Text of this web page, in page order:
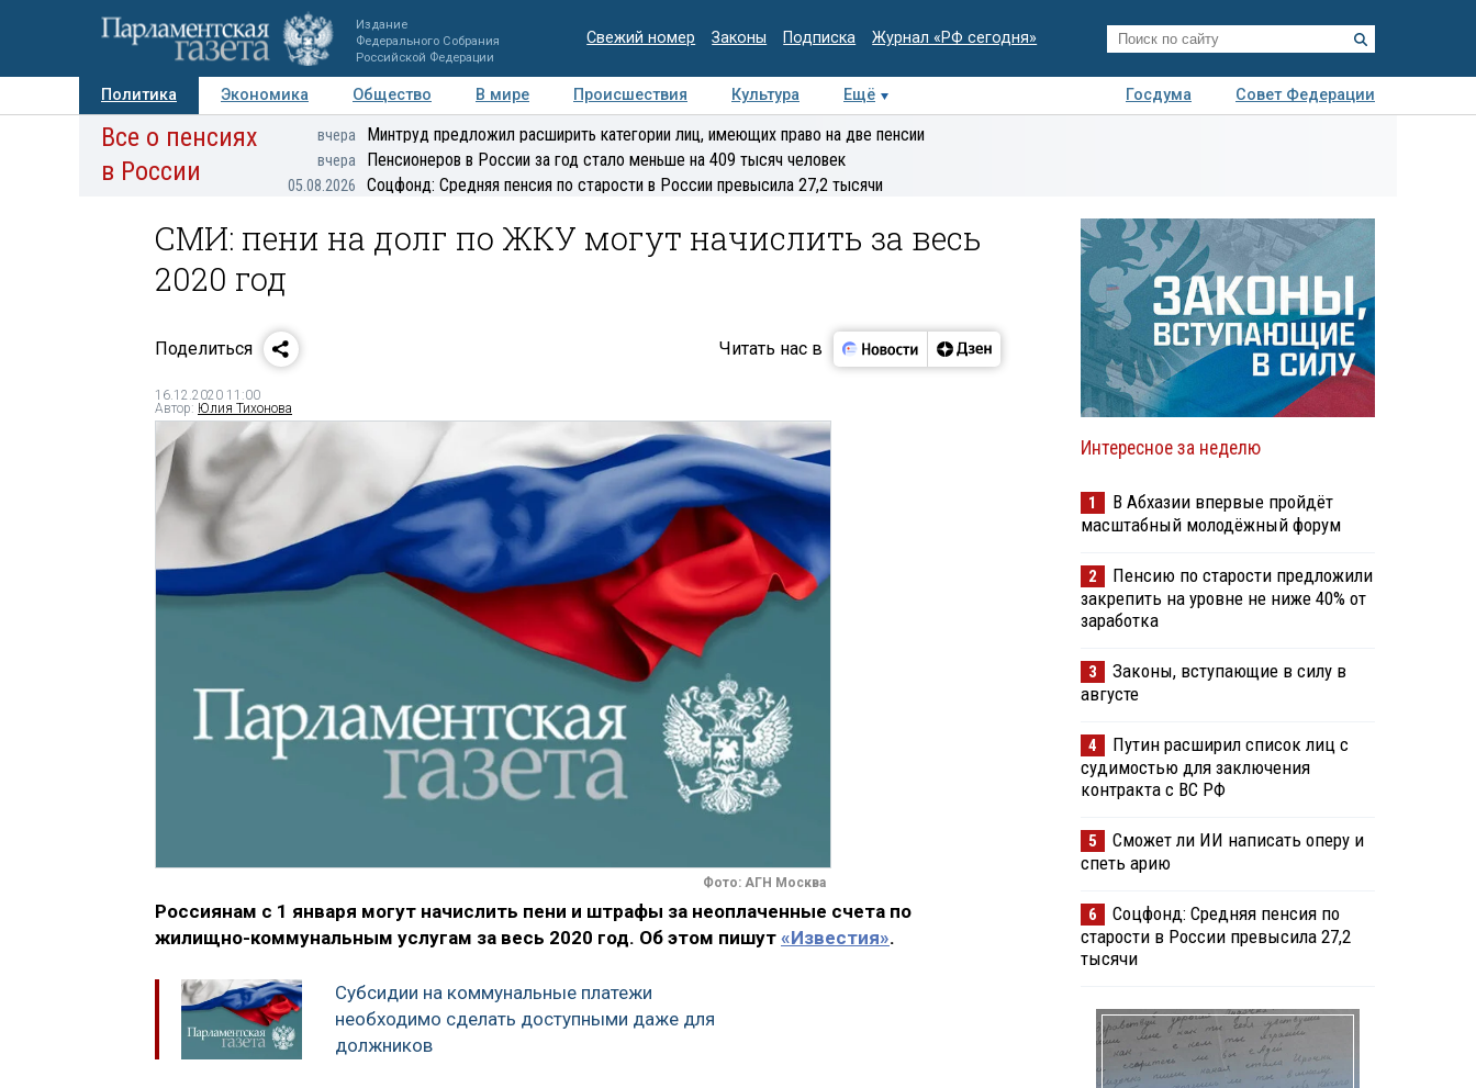
Издание
Федерального Собрания
Российской Федерации
Свежий номер Законы Подписка Журнал «РФ сегодня»
Политика Экономика Общество В мире Происшествия Культура Ещё Госдума
Совет Федерации
Авторы Персоны Мнения Регионы Медиацентр Интервью Колумнисты
Деловая
Все о пенсиях
в России
вчера Минтруд предложил расширить категории лиц, имеющих право на две пенсии
вчера Пенсионеров в России за год стало меньше на 409 тысяч человек
05.08.2026 Соцфонд: Средняя пенсия по старости в России превысила 27,2 тысячи
СМИ: пени на долг по ЖКУ могут начислить за весь
2020 год
Поделиться Читать нас в
16.12.2020 11:00
Автор: Юлия Тихонова
Фото: АГН Москва
Россиянам с 1 января могут начислить пени и штрафы за неоплаченные счета по
жилищно-коммунальным услугам за весь 2020 год. Об этом пишут «Известия».
Субсидии на коммунальные платежи
необходимо сделать доступными даже для
должников
Интересное за неделю
1
В Абхазии впервые пройдёт
масштабный молодёжный форум
2
Пенсию по старости предложили
закрепить на уровне не ниже 40% от
заработка
3
Законы, вступающие в силу в
августе
4
Путин расширил список лиц с
судимостью для заключения
контракта с ВС РФ
5
Сможет ли ИИ написать оперу и
спеть арию
6
Соцфонд: Средняя пенсия по
старости в России превысила 27,2
тысячи